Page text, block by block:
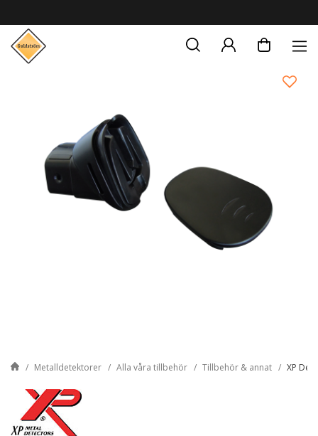
Metalldetektorer Alla våra tillbehör Tillbehör & annat XP